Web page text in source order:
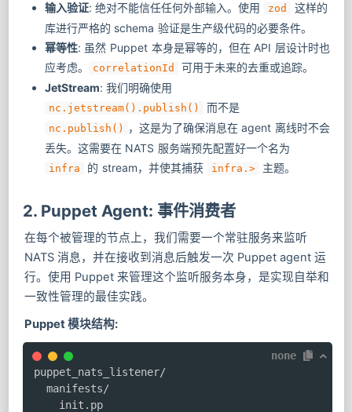
输入验证: 绝对不能信任任何外部输入。使用 zod
这样的
库进行严格的 schema 验证是生产级代码的必要条件。
幂等性: 虽然 Puppet 本身是幂等的，但在 API 层设计时也
应考虑。
correlationId
可用于未来的去重或追踪。
JetStream: 我们明确使用
nc.jetstream().publish() 而不是
nc.publish()
，这是为了确保消息在 agent 离线时不会
丢失。这需要在 NATS 服务端预先配置好一个名为
infra 的 stream，并使其捕获 infra.> 主题。
2. Puppet Agent: 事件消费者
在每个被管理的节点上，我们需要一个常驻服务来监听
NATS 消息，并在接收到消息后触发一次 Puppet agent 运
行。使用 Puppet 来管理这个监听服务本身，是实现自举和
一致性管理的最佳实践。
Puppet 模块结构:
none
puppet_nats_listener/
  manifests/
    init.pp